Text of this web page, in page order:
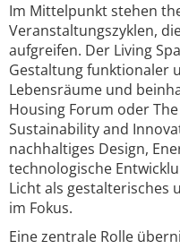
Im Mittelpunkt stehen
Veranstaltungszyklen,
aufgreifen. Der Living
Gestaltung funktionaler
Lebensräume und
Housing Forum oder
Sustainability and
nachhaltiges Design,
technologische
Licht als gestalterisches
im Fokus.
Eine zentrale Rolle